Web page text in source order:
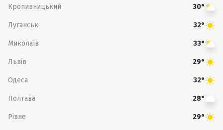
Кропивницький 30°
Луганськ 32°
Миколаїв 33°
Львів 29°
Одеса 32°
Полтава 28°
Рівне 29°